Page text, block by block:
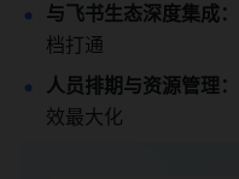
与飞书生态深度集成：
档打通
人员排期与资源管理：
效最大化